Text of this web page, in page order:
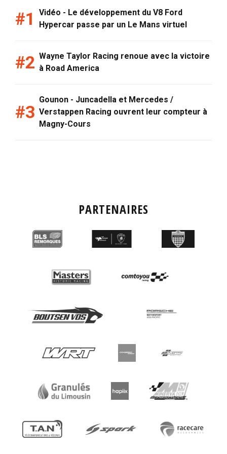
Vidéo - Le développement du V8 Ford
Hypercar passe par un Le Mans virtuel
Wayne Taylor Racing renoue avec la victoire
à Road America
Gounon - Juncadella et Mercedes /
Verstappen Racing ouvrent leur compteur à
Magny-Cours
PARTENAIRES